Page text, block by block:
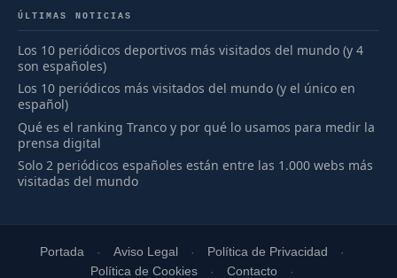
ÚLTIMAS NOTICIAS
Los 10 periódicos deportivos más visitados del mundo (y 4
son españoles)
Los 10 periódicos más visitados del mundo (y el único en
español)
Qué es el ranking Tranco y por qué lo usamos para medir la
prensa digital
Solo 2 periódicos españoles están entre las 1.000 webs más
visitadas del mundo
Portada Aviso Legal
Política de Privacidad
Política de Cookies
Contacto